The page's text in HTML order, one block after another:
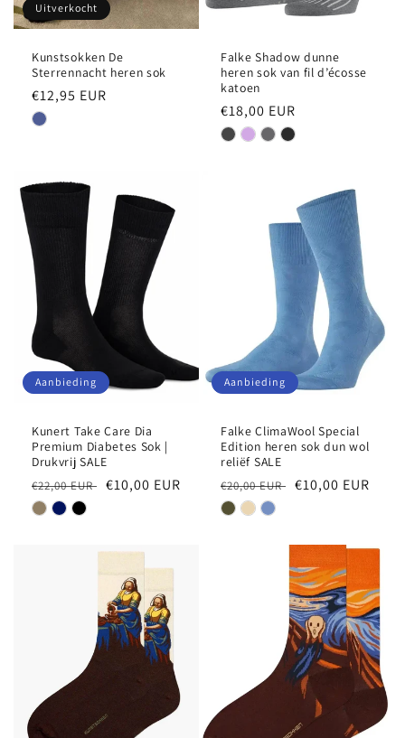
Uitverkocht
Kunstsokken De
Sterrennacht heren sok
Normale
prijs
€12,95 EUR
Falke Shadow dunne
heren sok van fil d’écosse
katoen
Normale
prijs
€18,00 EUR
Aanbieding
Kunert Take Care Dia
Premium Diabetes Sok |
Drukvrij SALE
Normale
prijs
€22,00 EUR Aanbiedingsprijs
€10,00 EUR
Aanbieding
Falke ClimaWool Special
Edition heren sok dun wol
reliëf SALE
Normale
prijs
€20,00 EUR €10,00 EUR